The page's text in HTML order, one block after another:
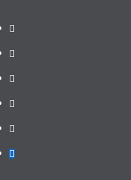
Facebook
YouTube
Telegram
Instagram
Twitter
Google